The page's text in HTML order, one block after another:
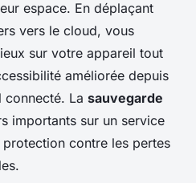
espace. En déplaçant
vers le cloud, vous
sur votre appareil tout
améliorée depuis
connecté. La sauvegarde
importants sur un service
contre les pertes